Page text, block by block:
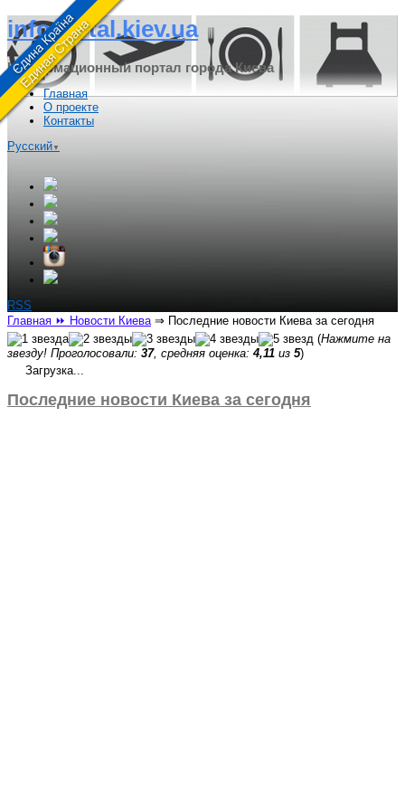
infoportal.kiev.ua
Информационный портал города Киева
Главная
О проекте
Контакты
Русский ▼
RSS
Главная ⏩ Новости Киева ⇒ Последние новости Киева за сегодня
(Нажмите на
звезду! Проголосовали: 37, средняя оценка: 4,11 из 5)
Загрузка...
Последние новости Киева за сегодня